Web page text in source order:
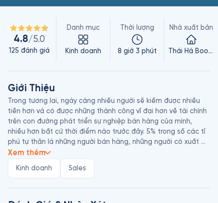
4.8/5.0
125 đánh giá
Danh mục
Kinh doanh
Thời lượng
8 giờ 3 phút
Nhà xuất bản
Thái Hà Books
Giới Thiệu
Trong tương lai, ngày càng nhiều người sẽ kiếm được nhiều
tiền hơn và có được những thành công vĩ đại hơn về tài chính
trên con đường phát triển sự nghiệp bán hàng của mình,
nhiều hơn bất cứ thời điểm nào trước đây. 5% trong số các tỉ
phú tự thân là những người bán hàng, những người có xuất
phát điểm rất thấp, trở thành chuyên gia trong lĩnh vực của
mà hàng trăm nghìn người, thậm chí là hàng triệu người khác
Xem thêm
Kinh doanh Sales